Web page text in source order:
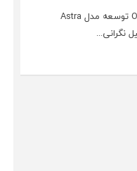
OpenAI توسعه مدل Astra
نگرانی...